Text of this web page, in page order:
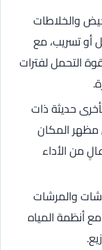
والخلاطات
تسريب، مع
التحمل لفترات
حديثة ذات
مظهر المكان
من الأداء
والمرشات
أنظمة المياه